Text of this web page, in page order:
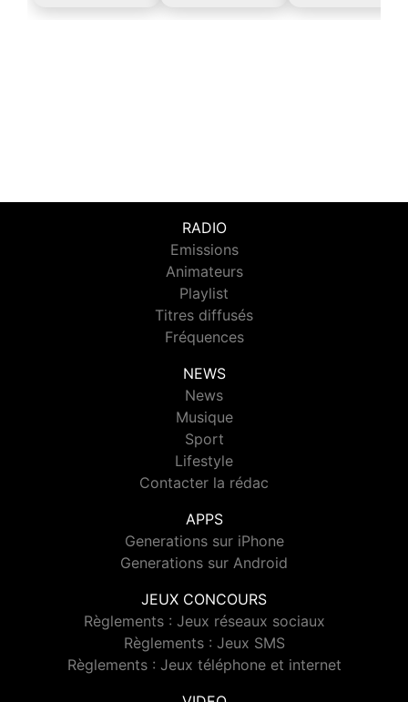
RADIO
Emissions
Animateurs
Playlist
Titres diffusés
Fréquences
NEWS
News
Musique
Sport
Lifestyle
Contacter la rédac
APPS
Generations sur iPhone
Generations sur Android
JEUX CONCOURS
Règlements : Jeux réseaux sociaux
Règlements : Jeux SMS
Règlements : Jeux téléphone et internet